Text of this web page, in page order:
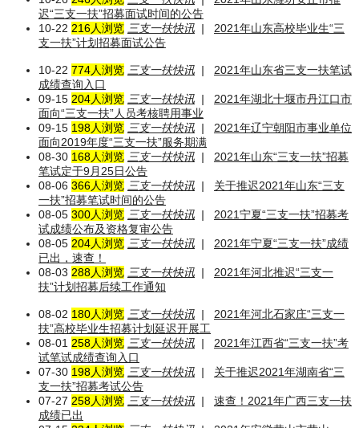
迟“三支一扶”招募面试时间的公告
10-22 216人浏览 三支一扶快讯 |
2021年山东高校毕业生“三
支一扶”计划招募面试公告
10-22 774人浏览 三支一扶快讯 |
2021年山东省三支一扶笔试
成绩查询入口
09-15 204人浏览 三支一扶快讯 |
2021年湖北十堰市丹江口市
面向“三支一扶”人员考核聘用事业
09-15 198人浏览 三支一扶快讯 |
2021年辽宁朝阳市事业单位
面向2019年度“三支一扶”服务期满
08-30 168人浏览 三支一扶快讯 |
2021年山东“三支一扶”招募
笔试定于9月25日公告
08-06 366人浏览 三支一扶快讯 |
关于推迟2021年山东“三支
一扶”招募笔试时间的公告
08-05 300人浏览 三支一扶快讯 |
2021宁夏“三支一扶”招募考
试成绩公布及资格复审公告
08-05 204人浏览 三支一扶快讯 |
2021年宁夏“三支一扶”成绩
已出，速查！
08-03 288人浏览 三支一扶快讯 |
2021年河北推迟“三支一
扶”计划招募后续工作通知
08-02 180人浏览 三支一扶快讯 |
2021年河北石家庄“三支一
扶”高校毕业生招募计划延迟开展工
08-01 258人浏览 三支一扶快讯 |
2021年江西省“三支一扶”考
试笔试成绩查询入口
07-30 198人浏览 三支一扶快讯 |
关于推迟2021年湖南省“三
支一扶”招募考试公告
07-27 258人浏览 三支一扶快讯 |
速查​​！2021年广西三支一扶
成绩已出​